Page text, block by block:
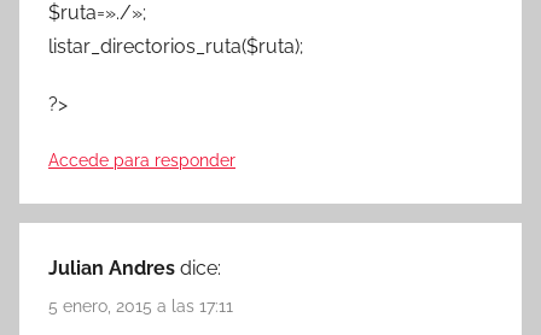
$ruta=»./»;
listar_directorios_ruta($ruta);
?>
Accede para responder
Julian Andres dice:
5 enero, 2015 a las 17:11